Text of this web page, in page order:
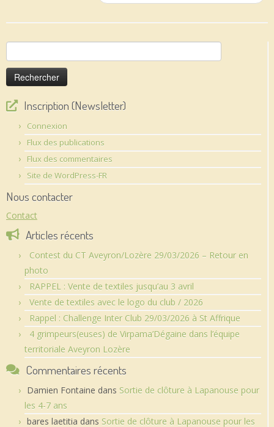
Rechercher :
Inscription (Newsletter)
Connexion
Flux des publications
Flux des commentaires
Site de WordPress-FR
Nous contacter
Contact
Articles récents
Contest du CT Aveyron/Lozère 29/03/2026 – Retour en
photo
RAPPEL : Vente de textiles jusqu’au 3 avril
Vente de textiles avec le logo du club / 2026
Rappel : Challenge Inter Club 29/03/2026 à St Affrique
4 grimpeurs(euses) de Virpama’Dégaine dans l’équipe
territoriale Aveyron Lozère
Commentaires récents
Damien Fontaine dans Sortie de clôture à Lapanouse pour
les 4-7 ans
bares laetitia dans Sortie de clôture à Lapanouse pour les